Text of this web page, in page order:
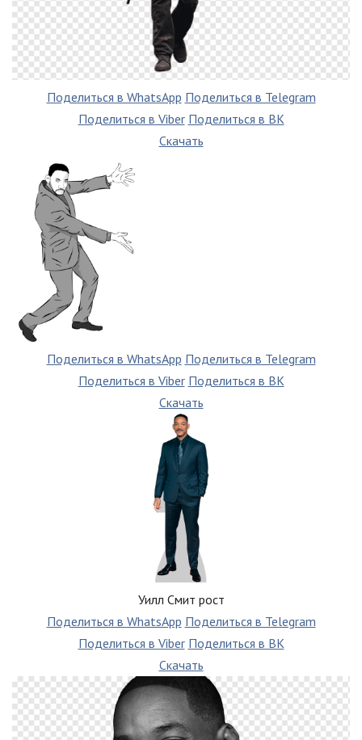
Поделиться в WhatsApp Поделиться в Telegram
Поделиться в Viber Поделиться в ВК
Скачать
Поделиться в WhatsApp Поделиться в Telegram
Поделиться в Viber Поделиться в ВК
Скачать
Уилл Смит рост
Поделиться в WhatsApp Поделиться в Telegram
Поделиться в Viber Поделиться в ВК
Скачать